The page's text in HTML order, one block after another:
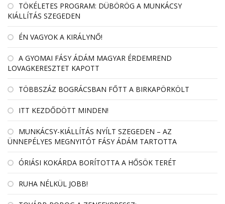
TÖKÉLETES PROGRAM: DÜBÖRÖG A MUNKÁCSY
KIÁLLÍTÁS SZEGEDEN
ÉN VAGYOK A KIRÁLYNŐ!
A GYOMAI FÁSY ÁDÁM MAGYAR ÉRDEMREND
LOVAGKERESZTET KAPOTT
TÖBBSZÁZ BOGRÁCSBAN FŐTT A BIRKAPÖRKÖLT
ITT KEZDŐDÖTT MINDEN!
MUNKÁCSY-KIÁLLÍTÁS NYÍLT SZEGEDEN – AZ
ÜNNEPÉLYES MEGNYITÓT FÁSY ÁDÁM TARTOTTA
ÓRIÁSI KOKÁRDA BORÍTOTTA A HŐSÖK TERÉT
RUHA NÉLKÜL JOBB!